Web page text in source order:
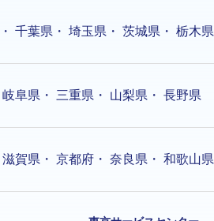
・ 千葉県 ・ 埼玉県 ・ 茨城県 ・ 栃木県
岐阜県 ・ 三重県 ・ 山梨県 ・ 長野県
滋賀県 ・ 京都府 ・ 奈良県 ・ 和歌山県